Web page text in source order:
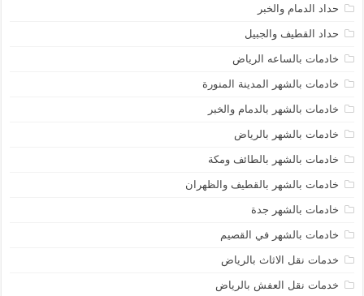
حداد الدمام والخبر
حداد القطيف والجبيل
خادمات بالساعه الرياض
خادمات بالشهر المدينة المنورة
خادمات بالشهر بالدمام والخبر
خادمات بالشهر بالرياض
خادمات بالشهر بالطائف ومكة
خادمات بالشهر بالقطيف والظهران
خادمات بالشهر جدة
خادمات بالشهر في القصيم
خدمات نقل الاثاث بالرياض
خدمات نقل العفش بالرياض